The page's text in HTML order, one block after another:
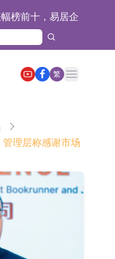
幅榜前十，易居企
+52.63%，天润
已取得关于非晶
告表的批复
子公司SYS6037
床试验批准
兰疫苗正在开展
业先发产品优势
路云协同的L4级
络
州华旃的高速模
于小批量供货阶
板块下挫，锴威
繁
main menu
理层称感谢市场